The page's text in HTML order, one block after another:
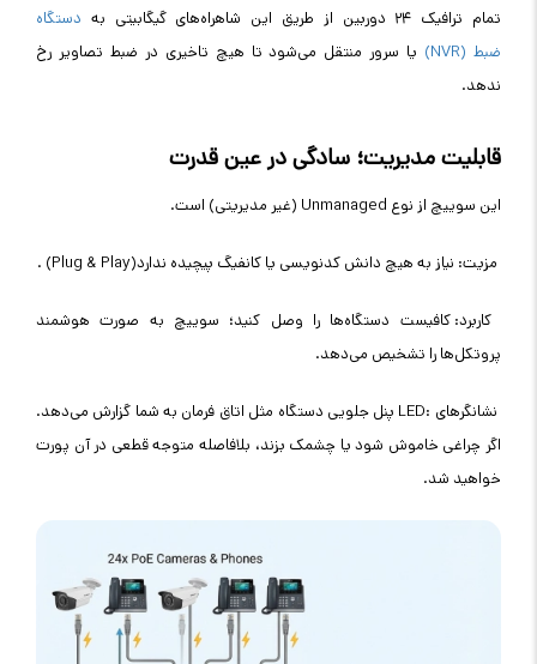
تمام ترافیک ۲۴ دوربین از طریق این شاهراه‌های گیگابیتی به
دستگاه
ضبط(NVR) یا سرور منتقل می‌شود تا هیچ تاخیری در ضبط تصاویر رخ
ندهد.
قابلیت مدیریت؛ سادگی در عین قدرت
این سوییچ از نوع Unmanaged (غیر مدیریتی) است.
مزیت: نیاز به هیچ دانش کدنویسی یا کانفیگ پیچیده ندارد. (Plug & Play)
کاربرد: کافیست دستگاه‌ها را وصل کنید؛ سوییچ به صورت هوشمند
پروتکل‌ها را تشخیص می‌دهد.
نشانگرهای LED: پنل جلویی دستگاه مثل اتاق فرمان به شما گزارش می‌دهد.
اگر چراغی خاموش شود یا چشمک بزند، بلافاصله متوجه قطعی در آن پورت
خواهید شد.